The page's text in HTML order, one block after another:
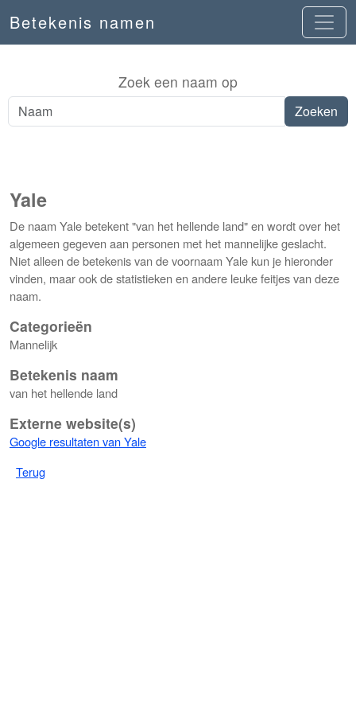
Betekenis namen
Zoek een naam op
Yale
De naam Yale betekent "van het hellende land" en wordt over het
algemeen gegeven aan personen met het mannelijke geslacht.
Niet alleen de betekenis van de voornaam Yale kun je hieronder
vinden, maar ook de statistieken en andere leuke feitjes van deze
naam.
Categorieën
Mannelijk
Betekenis naam
van het hellende land
Externe website(s)
Google resultaten van Yale
Terug